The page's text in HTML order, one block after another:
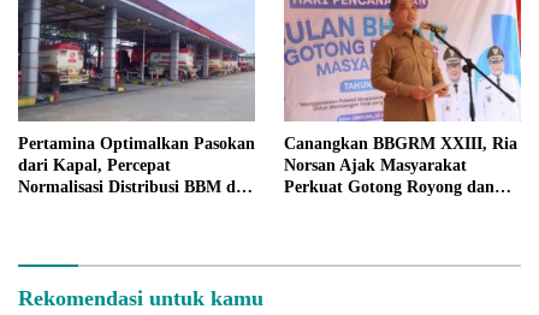
Pertamina Optimalkan Pasokan
dari Kapal, Percepat
Normalisasi Distribusi BBM di
Canangkan BBGRM XXIII, Ria
Norsan Ajak Masyarakat
Perkuat Gotong Royong dan
Rekomendasi untuk kamu